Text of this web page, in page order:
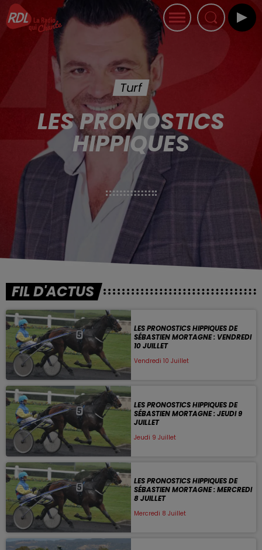
Turf
LES PRONOSTICS
HIPPIQUES
FIL D'ACTUS
LES PRONOSTICS HIPPIQUES DE
SÉBASTIEN MORTAGNE : VENDREDI
10 JUILLET
Vendredi 10 Juillet
LES PRONOSTICS HIPPIQUES DE
SÉBASTIEN MORTAGNE : JEUDI 9
JUILLET
Jeudi 9 Juillet
LES PRONOSTICS HIPPIQUES DE
SÉBASTIEN MORTAGNE : MERCREDI
8 JUILLET
Mercredi 8 Juillet